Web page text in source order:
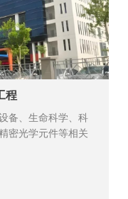
程
备、生命科学、科
密光学元件等相关